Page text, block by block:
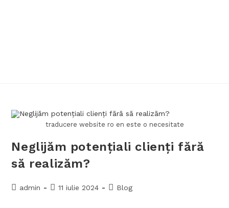
traducere website ro en este o necesitate
Neglijăm potențiali clienți fără
să realizăm?
admin 11 iulie 2024 Blog